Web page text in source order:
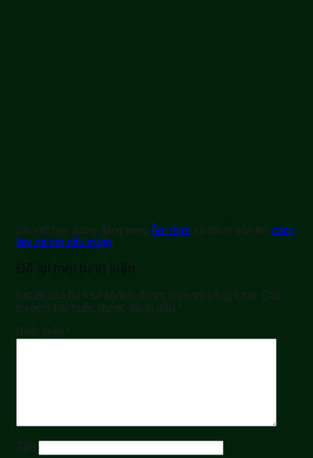
Bài viết này được đăng trong Ẩm thực và được gắn thẻ cách
làm cà tím nấu trứng.
Để lại một bình luận
Email của bạn sẽ không được hiển thị công khai. Các
trường bắt buộc được đánh dấu *
Bình luận *
Tên